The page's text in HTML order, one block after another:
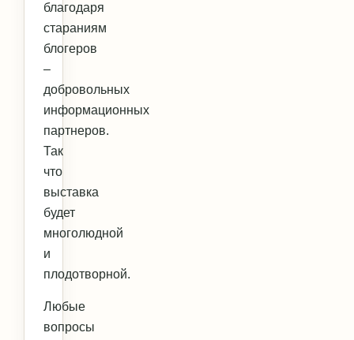
благодаря
стараниям
блогеров
–
добровольных
информационных
партнеров.
Так
что
выставка
будет
многолюдной
и
плодотворной.
Любые
вопросы